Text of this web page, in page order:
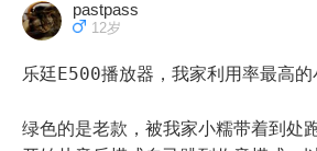
大概就这些吧，想不起来了……
5.不见不散蓝牙音箱。音质好，价格
课给笔记本连蓝牙发射器用。。据说
舞音乐，音量喜人。。
6.不见不散普通播放器。这个买的早
pastpass
12岁
乐廷E500播放器，我家利用率最高的
绿色的是老款，被我家小糯带着到处